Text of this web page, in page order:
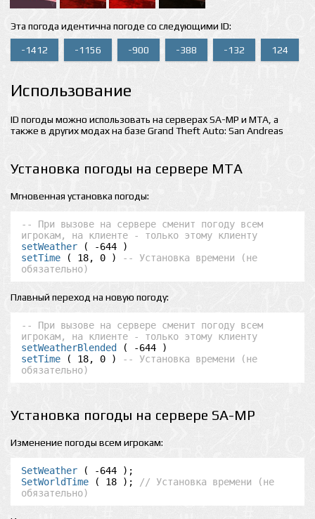
Эта погода идентична погоде со следующими ID:
-1412 -1156 -900 -388 -132 124
Использование
ID погоды можно использовать на серверах SA-MP и MTA, а
также в других модах на базе Grand Theft Auto: San Andreas
Установка погоды на сервере MTA
Мгновенная установка погоды:
-- При вызове на сервере сменит погоду всем
игрокам, на клиенте - только этому клиенту
setWeather
setTime ( 18, 0 )
-- Установка времени (не
обязательно)
Плавный переход на новую погоду:
-- При вызове на сервере сменит погоду всем
игрокам, на клиенте - только этому клиенту
setWeatherBlended
setTime ( 18, 0 )
-- Установка времени (не
обязательно)
Установка погоды на сервере SA-MP
Изменение погоды всем игрокам:
SetWeather
SetWorldTime ( 18 );
// Установка времени (не
обязательно)